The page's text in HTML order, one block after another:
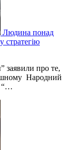
Людина понад
стратегію
заявили про те,
Народний
“…